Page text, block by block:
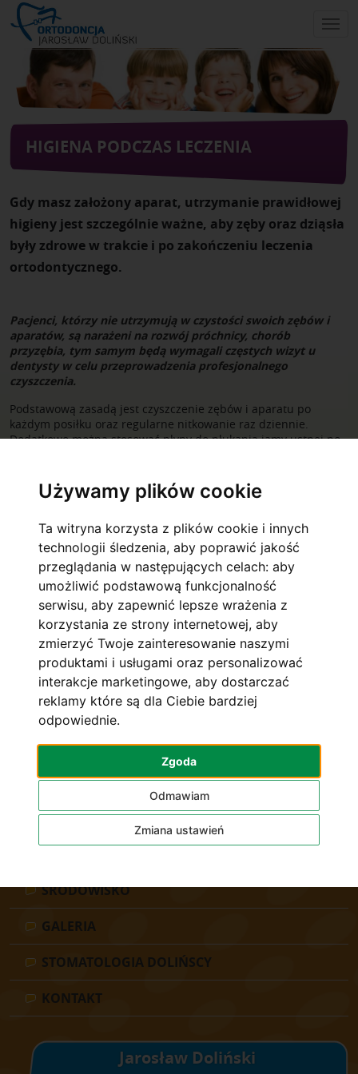
Używamy plików cookie
Ta witryna korzysta z plików cookie i innych
technologii śledzenia, aby poprawić jakość
przeglądania w następujących celach: aby
umożliwić podstawową funkcjonalność
serwisu, aby zapewnić lepsze wrażenia z
korzystania ze strony internetowej, aby
zmierzyć Twoje zainteresowanie naszymi
produktami i usługami oraz personalizować
interakcje marketingowe, aby dostarczać
reklamy które są dla Ciebie bardziej
odpowiednie.
Zgoda
Odmawiam
Zmiana ustawień
main
MENU
DLA PACJENTÓW
GDY MASZ APARAT
HIGIENA PODCZAS LECZENIA
PIERWSZA WIZYTA
PYTANIA I ODPOWIEDZI
CENNIK
O LEKARZU
LECZENIE ORTODONTYCZNE
ŚRODOWISKO
GALERIA
STOMATOLOGIA DOLIŃSCY
KONTAKT
Jarosław Doliński
HIGIENA PODCZAS LECZENIA
Gdy masz założony aparat, utrzymanie prawidłowej
higieny jest szczególnie ważne, aby zęby oraz dziąsła
były zdrowe w trakcie i po zakończeniu leczenia
ortodontycznego.
Pacjenci, którzy nie utrzymują w czystości swoich zębów i
aparatów, są narażeni na rozwój próchnicy, chorób
przyzębia, tym samym będą wymagali częstych wizyt u
dentysty w celu przeprowadzenia profesjonalnego
czyszczenia.
Podstawową zasadą jest czyszczenie zębów i aparatu po
każdym posiłku oraz regularne nitkowanie raz dziennie.
Dodatkowo można stosować płyny do płukania jamy ustnej po
ortodontycznego.